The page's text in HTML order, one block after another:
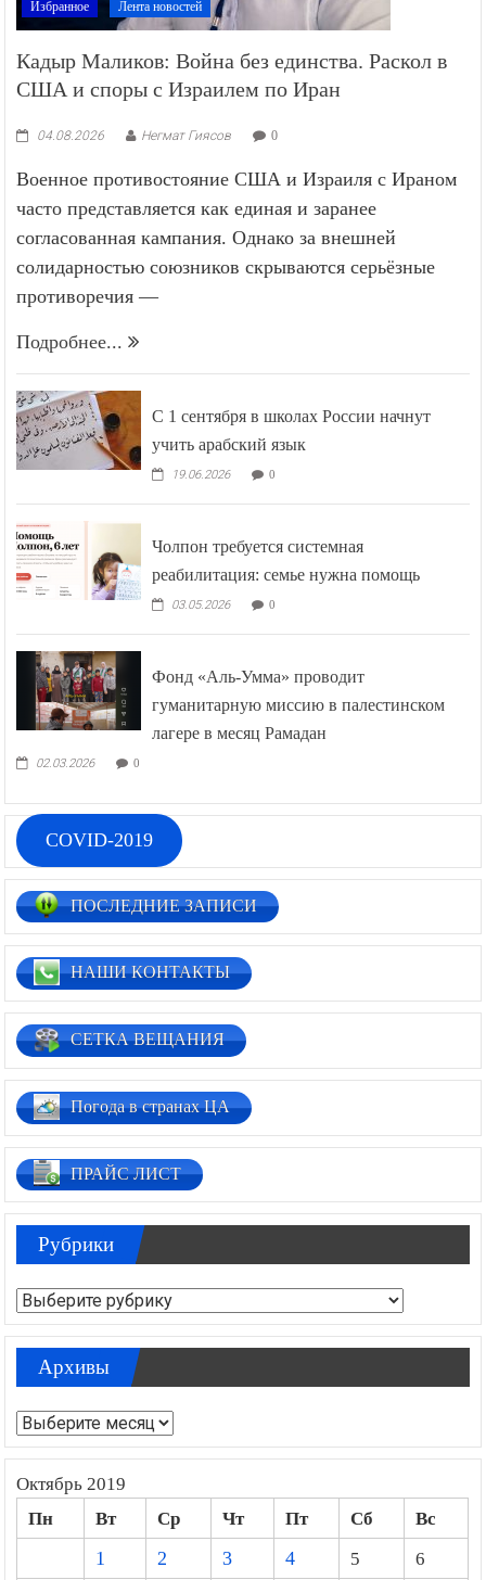
Избранное Лента новостей
Кадыр Маликов: Война без единства. Раскол в
США и споры с Израилем по Иран
04.08.2026 Негмат Гиясов 0
Военное противостояние США и Израиля с Ираном
часто представляется как единая и заранее
согласованная кампания. Однако за внешней
солидарностью союзников скрываются серьёзные
противоречия —
Подробнее...
С 1 сентября в школах России начнут
учить арабский язык
19.06.2026 0
Чолпон требуется системная
реабилитация: семье нужна помощь
03.05.2026 0
Фонд «Аль-Умма» проводит
гуманитарную миссию в палестинском
лагере в месяц Рамадан
02.03.2026 0
COVID-2019
ПОСЛЕДНИЕ ЗАПИСИ
НАШИ КОНТАКТЫ
СЕТКА ВЕЩАНИЯ
Погода в странах ЦА
ПРАЙС ЛИСТ
Рубрики
Рубрики
Архивы
Архивы
Октябрь 2019
Пн Вт Ср Чт Пт Сб
Вс
1
2 3 4 5
6